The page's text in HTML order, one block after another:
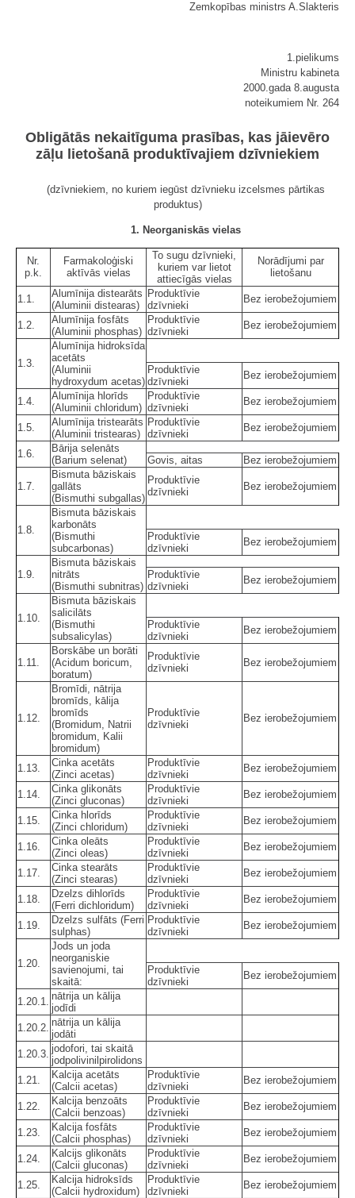
Zemkopības ministrs A.Slakteris
1.pielikums
Ministru kabineta
2000.gada 8.augusta
noteikumiem Nr. 264
Obligātās nekaitīguma prasības, kas jāievēro
zāļu lietošanā produktīvajiem dzīvniekiem
(dzīvniekiem, no kuriem iegūst dzīvnieku izcelsmes pārtikas
produktus)
1. Neorganiskās vielas
Nr.
p.k.
Farmakoloģiski
aktīvās vielas
To sugu dzīvnieki,
kuriem var lietot
attiecīgās vielas
Norādījumi par
lietošanu
1.1.
Alumīnija distearāts
(Aluminii distearas)
Produktīvie
dzīvnieki
Bez ierobežojumiem
1.2.
Alumīnija fosfāts
(Aluminii phosphas)
Produktīvie
dzīvnieki
Bez ierobežojumiem
1.3.
Alumīnija hidroksīda
acetāts
(Aluminii
hydroxydum acetas)
Produktīvie
dzīvnieki
Bez ierobežojumiem
1.4.
Alumīnija hlorīds
(Aluminii chloridum)
Produktīvie
dzīvnieki
Bez ierobežojumiem
1.5.
Alumīnija tristearāts
(Aluminii tristearas)
Produktīvie
dzīvnieki
Bez ierobežojumiem
1.6.
Bārija selenāts
(Barium selenat)
Govis, aitas Bez ierobežojumiem
1.7.
Bismuta bāziskais
gallāts
(Bismuthi subgallas)
Produktīvie
dzīvnieki
Bez ierobežojumiem
1.8.
Bismuta bāziskais
karbonāts
(Bismuthi
subcarbonas)
Produktīvie
dzīvnieki
Bez ierobežojumiem
1.9.
Bismuta bāziskais
nitrāts
(Bismuthi subnitras)
Produktīvie
dzīvnieki
Bez ierobežojumiem
1.10.
Bismuta bāziskais
salicilāts
(Bismuthi
subsalicylas)
Produktīvie
dzīvnieki
Bez ierobežojumiem
1.11.
Borskābe un borāti
(Acidum boricum,
boratum)
Produktīvie
dzīvnieki
Bez ierobežojumiem
1.12.
Bromīdi, nātrija
bromīds, kālija
bromīds
(Bromidum, Natrii
bromidum, Kalii
bromidum)
Produktīvie
dzīvnieki
Bez ierobežojumiem
1.13.
Cinka acetāts
(Zinci acetas)
Produktīvie
dzīvnieki
Bez ierobežojumiem
1.14.
Cinka glikonāts
(Zinci gluconas)
Produktīvie
dzīvnieki
Bez ierobežojumiem
1.15.
Cinka hlorīds
(Zinci chloridum)
Produktīvie
dzīvnieki
Bez ierobežojumiem
1.16.
Cinka oleāts
(Zinci oleas)
Produktīvie
dzīvnieki
Bez ierobežojumiem
1.17.
Cinka stearāts
(Zinci stearas)
Produktīvie
dzīvnieki
Bez ierobežojumiem
1.18.
Dzelzs dihlorīds
(Ferri dichloridum)
Produktīvie
dzīvnieki
Bez ierobežojumiem
1.19.
Dzelzs sulfāts (Ferri
sulphas)
Produktīvie
dzīvnieki
Bez ierobežojumiem
1.20.
Jods un joda
neorganiskie
savienojumi, tai
skaitā:
Produktīvie
dzīvnieki
Bez ierobežojumiem
1.20.1.
nātrija un kālija
jodīdi
1.20.2. nātrija un kālija
jodāti
1.20.3. jodofori, tai skaitā
jodpolivinilpirolidons
1.21.
Kalcija acetāts
(Calcii acetas)
Produktīvie
dzīvnieki
Bez ierobežojumiem
1.22.
Kalcija benzoāts
(Calcii benzoas)
Produktīvie
dzīvnieki
Bez ierobežojumiem
1.23.
Kalcija fosfāts
(Calcii phosphas)
Produktīvie
dzīvnieki
Bez ierobežojumiem
1.24.
Kalcijs glikonāts
(Calcii gluconas)
Produktīvie
dzīvnieki
Bez ierobežojumiem
1.25.
Kalcija hidroksīds
(Calcii hydroxidum)
Produktīvie
dzīvnieki
Bez ierobežojumiem